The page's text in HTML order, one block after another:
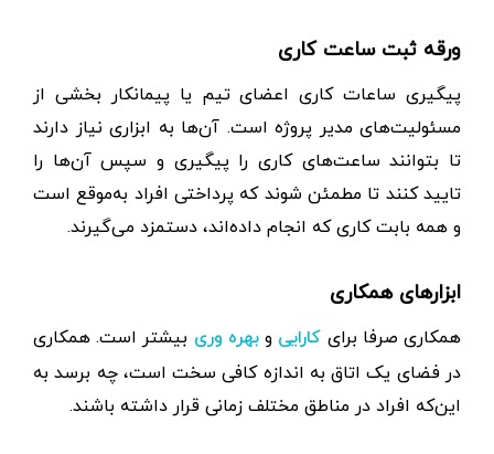
ورقه ثبت ساعت کاری
پیگیری ساعات کاری اعضای تیم یا پیمانکار بخشی از
مسئولیت‌های مدیر پروژه است. آن‌ها به ابزاری نیاز دارند
تا بتوانند ساعت‌های کاری را پیگیری و سپس آن‌ها را
تایید کنند تا مطمئن شوند که پرداختی افراد به‌موقع است
و همه بابت کاری که انجام داده‌اند، دستمزد می‌گیرند.
ابزارهای همکاری
همکاری صرفا برای کارایی وبهره وری بیشتر است. همکاری
در فضای یک اتاق به اندازه کافی سخت است، چه برسد به
این‌که افراد در مناطق مختلف زمانی قرار داشته باشند.